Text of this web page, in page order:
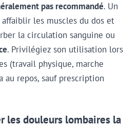
pas recommandé. Un
les muscles du dos et
la circulation sanguine ou
. Privilégiez son utilisation lors
(travail physique, marche
au repos, sauf prescription
les douleurs lombaires la